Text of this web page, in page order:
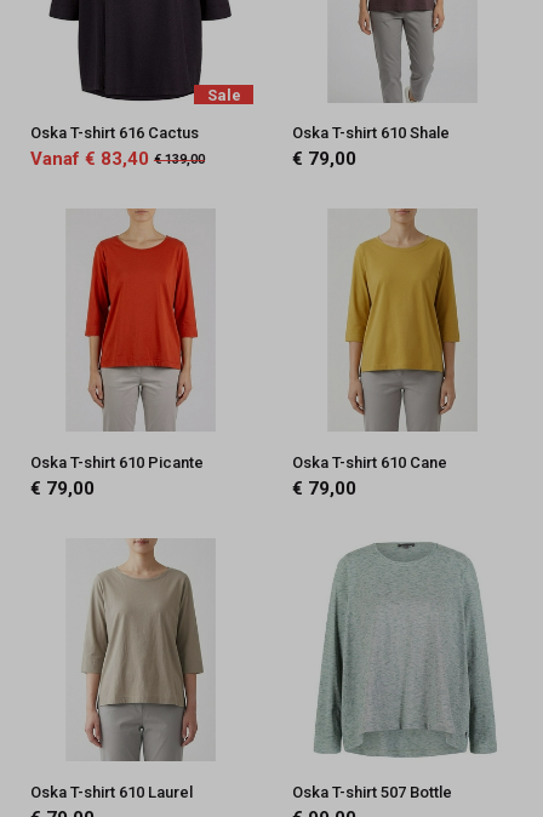
Sale
Oska T-shirt 616 Cactus
Vanaf € 83,40 € 139,00
Oska T-shirt 610 Shale
€ 79,00
Oska T-shirt 610 Picante
€ 79,00
Oska T-shirt 610 Cane
€ 79,00
Oska T-shirt 610 Laurel Oska T-shirt 507 Bottle